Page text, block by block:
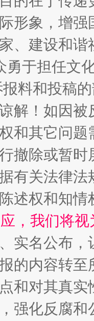
养老服
还
形象，增
、建设和
勇于担任文
料和投稿
解！如因
和其它问题
撤除或暂
有关法律
述权和知情
，我们将
实名公布
的内容转
和对其真实
，强化反腐